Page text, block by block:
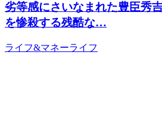
劣等感にさいなまれた豊臣秀
を惨殺する残酷な…
ライフ&マネーライフ